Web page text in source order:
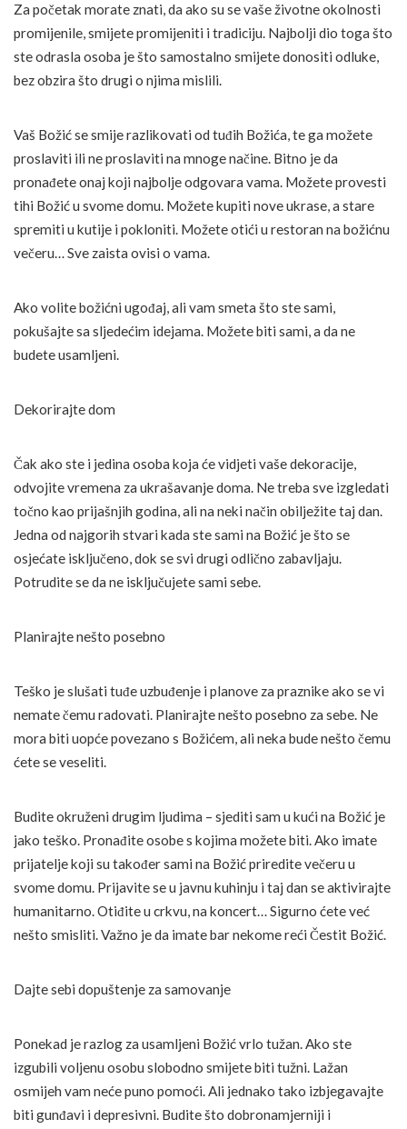
Za početak morate znati, da ako su se vaše životne okolnosti
promijenile, smijete promijeniti i tradiciju. Najbolji dio toga što
ste odrasla osoba je što samostalno smijete donositi odluke,
bez obzira što drugi o njima mislili.
Vaš Božić se smije razlikovati od tuđih Božića, te ga možete
proslaviti ili ne proslaviti na mnoge načine. Bitno je da
pronađete onaj koji najbolje odgovara vama. Možete provesti
tihi Božić u svome domu. Možete kupiti nove ukrase, a stare
spremiti u kutije i pokloniti. Možete otići u restoran na božićnu
večeru… Sve zaista ovisi o vama.
Ako volite božićni ugođaj, ali vam smeta što ste sami,
pokušajte sa sljedećim idejama. Možete biti sami, a da ne
budete usamljeni.
Dekorirajte dom
Čak ako ste i jedina osoba koja će vidjeti vaše dekoracije,
odvojite vremena za ukrašavanje doma. Ne treba sve izgledati
točno kao prijašnjih godina, ali na neki način obilježite taj dan.
Jedna od najgorih stvari kada ste sami na Božić je što se
osjećate isključeno, dok se svi drugi odlično zabavljaju.
Potrudite se da ne isključujete sami sebe.
Planirajte nešto posebno
Teško je slušati tuđe uzbuđenje i planove za praznike ako se vi
nemate čemu radovati. Planirajte nešto posebno za sebe. Ne
mora biti uopće povezano s Božićem, ali neka bude nešto čemu
ćete se veseliti.
Budite okruženi drugim ljudima – sjediti sam u kući na Božić je
jako teško. Pronađite osobe s kojima možete biti. Ako imate
prijatelje koji su također sami na Božić priredite večeru u
svome domu. Prijavite se u javnu kuhinju i taj dan se aktivirajte
humanitarno. Otiđite u crkvu, na koncert… Sigurno ćete već
nešto smisliti. Važno je da imate bar nekome reći Čestit Božić.
Dajte sebi dopuštenje za samovanje
Ponekad je razlog za usamljeni Božić vrlo tužan. Ako ste
izgubili voljenu osobu slobodno smijete biti tužni. Lažan
osmijeh vam neće puno pomoći. Ali jednako tako izbjegavajte
biti gunđavi i depresivni. Budite što dobronamjerniji i